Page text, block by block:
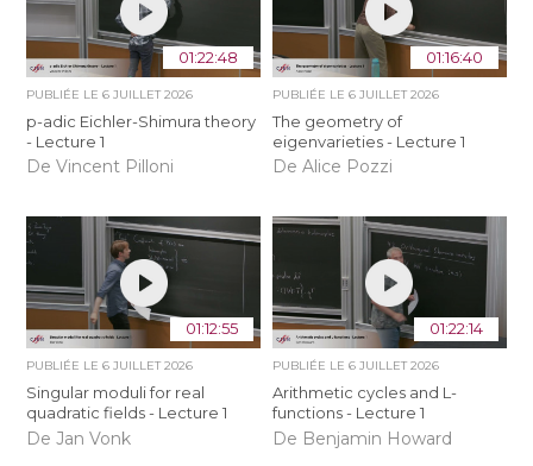
01:22:48
PUBLIÉE LE6 JUILLET 2026
p-adic Eichler-Shimura theory
- Lecture 1
De Vincent Pilloni
01:16:40
PUBLIÉE LE 6 JUILLET 2026
The geometry of
eigenvarieties - Lecture 1
De Alice Pozzi
01:12:55
PUBLIÉE LE6 JUILLET 2026
Singular moduli for real
quadratic fields - Lecture 1
De Jan Vonk
01:22:14
PUBLIÉE LE 6 JUILLET 2026
Arithmetic cycles and L-
functions - Lecture 1
De Benjamin Howard